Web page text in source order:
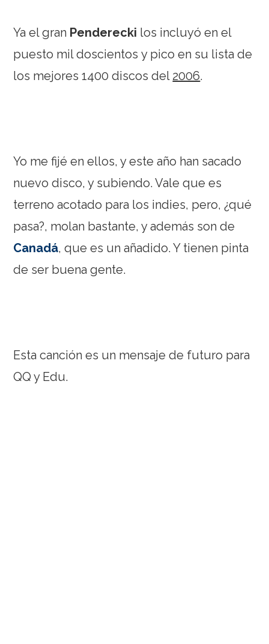
Ya el gran Penderecki los incluyó en el
puesto mil doscientos y pico en su lista de
los mejores 1400 discos del 2006.
Yo me fijé en ellos, y este año han sacado
nuevo disco, y subiendo. Vale que es
terreno acotado para los indies, pero, ¿qué
pasa?, molan bastante, y además son de
Canadá, que es un añadido. Y tienen pinta
de ser buena gente.
Esta canción es un mensaje de futuro para
QQ y Edu.